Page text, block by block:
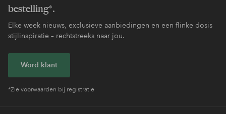
bestelling*.
Elke week nieuws, exclusieve aanbiedingen en een flinke dosis
stijlinspiratie – rechtstreeks naar jou.
Word klant
*Zie voorwaarden bij registratie